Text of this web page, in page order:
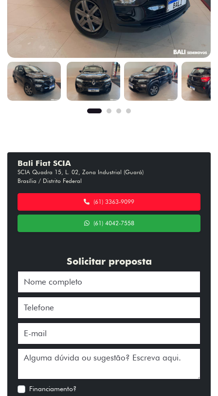
Bali Fiat SCIA
SCIA Quadra 15, L. 02, Zona Industrial (Guará)
Brasília / Distrito Federal
(61) 3363-9099
(61) 4042-7558
Solicitar proposta
Financiamento?